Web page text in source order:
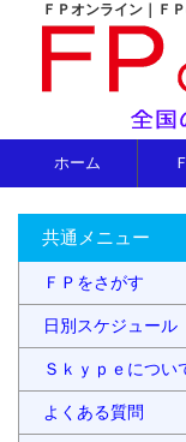
ＦＰオンライン｜Ｆ
ホーム
共通メニュー
ＦＰをさがす
日別スケジュール
Ｓｋｙｐｅについ
よくある質問